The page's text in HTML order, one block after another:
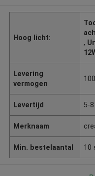
Hoog licht:
,
Levering
vermogen
Levertijd 5-
Merknaam
Min. bestelaantal 10